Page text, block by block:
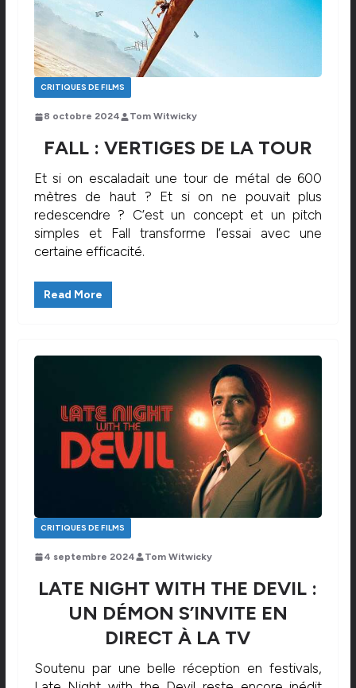
CRITIQUES DE FILMS
8 octobre 2024 Tom Witwicky
FALL : VERTIGES DE LA TOUR
Et si on escaladait une tour de métal de 600
mètres de haut ? Et si on ne pouvait plus
redescendre ? C’est un concept et un pitch
simples et Fall transforme l’essai avec une
certaine efficacité.
Read More
CRITIQUES DE FILMS
4 septembre 2024 Tom Witwicky
LATE NIGHT WITH THE DEVIL :
UN DÉMON S’INVITE EN
DIRECT À LA TV
Soutenu par une belle réception en festivals,